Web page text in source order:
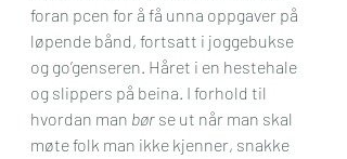
foran pcen for å få unna oppgaver på
løpende bånd, fortsatt i joggebukse
og go’genseren. Håret i en hestehale
og slippers på beina. I forhold til
hvordan man bør se ut når man skal
møte folk man ikke kjenner, snakke